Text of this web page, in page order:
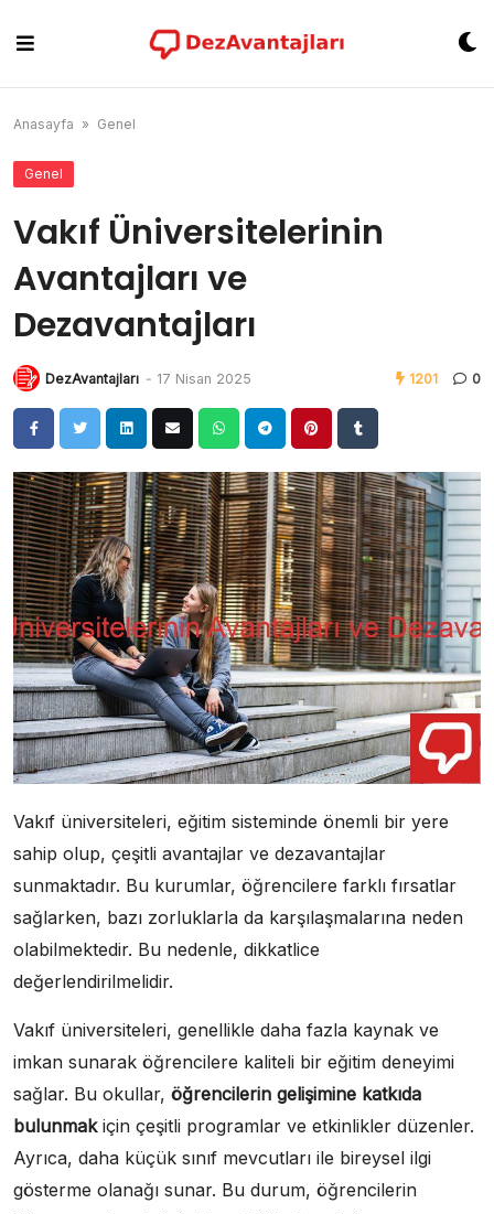
content
Anasayfa » Genel
Genel
Vakıf Üniversitelerinin
Avantajları ve
Dezavantajları
DezAvantajları - 17 Nisan 2025 1201 0
Vakıf üniversiteleri, eğitim sisteminde önemli bir yere
sahip olup, çeşitli avantajlar ve dezavantajlar
sunmaktadır. Bu kurumlar, öğrencilere farklı fırsatlar
sağlarken, bazı zorluklarla da karşılaşmalarına neden
olabilmektedir. Bu nedenle, dikkatlice
değerlendirilmelidir.
Vakıf üniversiteleri, genellikle daha fazla kaynak ve
imkan sunarak öğrencilere kaliteli bir eğitim deneyimi
sağlar. Bu okullar, öğrencilerin gelişimine katkıda
bulunmakiçin çeşitli programlar ve etkinlikler düzenler.
Ayrıca, daha küçük sınıf mevcutları ile bireysel ilgi
gösterme olanağı sunar. Bu durum, öğrencilerin